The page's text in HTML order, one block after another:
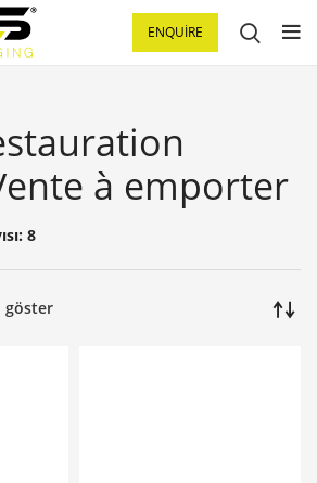
ENQUIRE
à emporter
8
göster